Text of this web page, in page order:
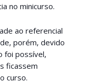
no minicurso.
ao referencial
porém, devido
foi possível,
ficassem
curso.